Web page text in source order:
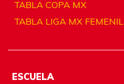
TABLA COPA MX
TABLA LIGA MX FEMENIL
ESCUELA